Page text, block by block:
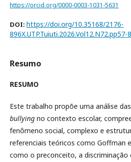
https://orcid.org/0000-0003-1031-5631
DOI: https://doi.org/10.35168/2176-
896X.UTP.Tuiuti.2026.Vol12.N72.pp57-
Resumo
RESUMO
Este trabalho propõe uma análise
bullying no contexto escolar,
fenômeno social, complexo e
referenciais teóricos como Goffman
como o preconceito, a discriminação